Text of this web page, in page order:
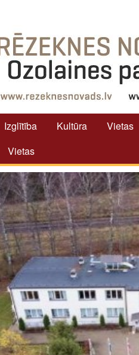
Izglītība Kultūra
Vietas
Vietas